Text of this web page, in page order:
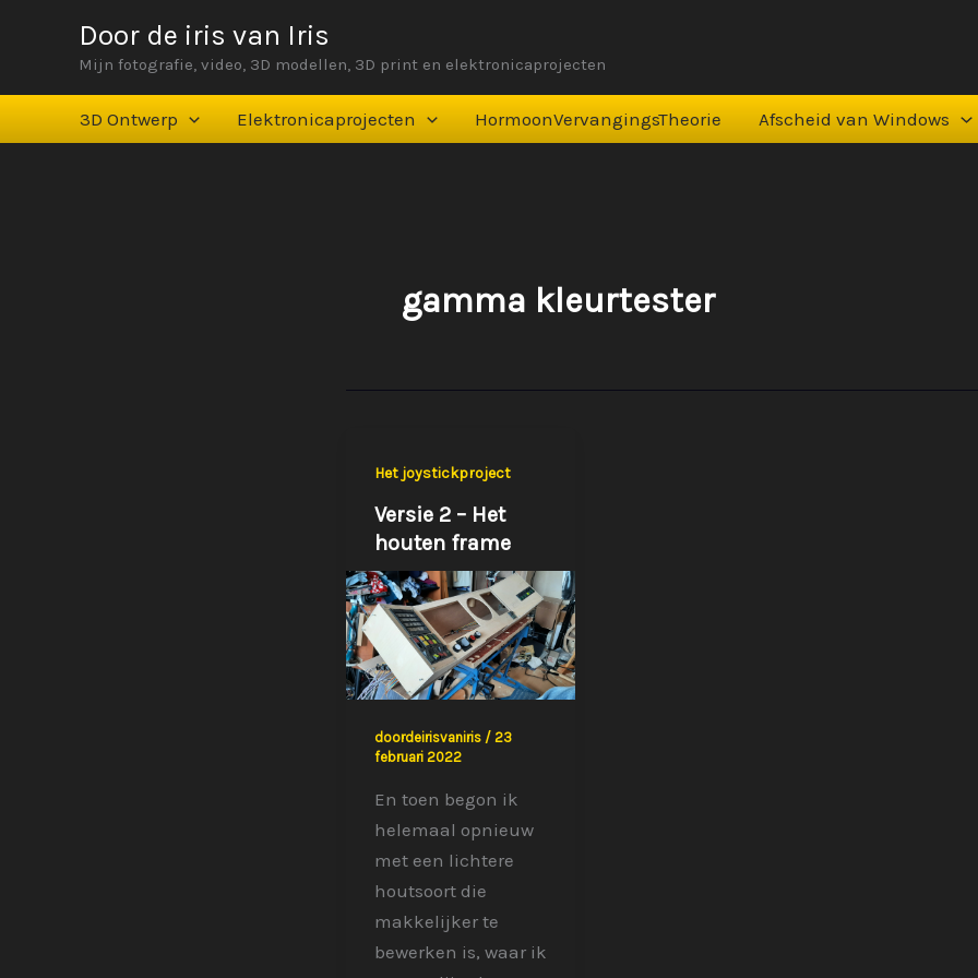
Door de iris van Iris
Mijn fotografie, video, 3D modellen, 3D print en elektronicaprojecten
3D Ontwerp Elektronicaprojecten HormoonVervangingsTheorie Afscheid van Windows
gamma kleurtester
Het joystickproject
Versie 2 – Het
houten frame
doordeirisvaniris / 23
februari 2022
En toen begon ik
helemaal opnieuw
met een lichtere
houtsoort die
makkelijker te
bewerken is, waar ik